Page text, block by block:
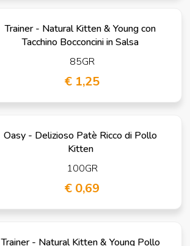
Trainer - Natural Kitten & Young con
Tacchino Bocconcini in Salsa
85GR
€ 1,25
Oasy - Delizioso Patè Ricco di Pollo
Kitten
100GR
€ 0,69
Trainer - Natural Kitten & Young Pollo